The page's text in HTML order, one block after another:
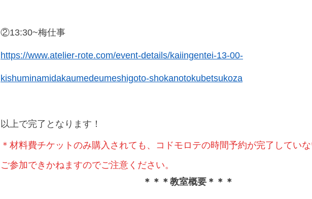
②13:30~梅仕事
https://www.atelier-rote.com/event-details/kaiingentei-13-00-
kishuminamidakaumedeumeshigoto-shokanotokubetsukoza
以上で完了となります！
＊材料費チケットのみ購入されても、コドモロテの時間予約が完了してい
ご参加できかねますのでご注意ください。
＊＊＊教室概要＊＊＊